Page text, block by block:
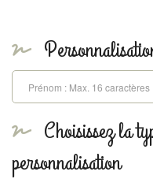
Choisissez la
personnalisation